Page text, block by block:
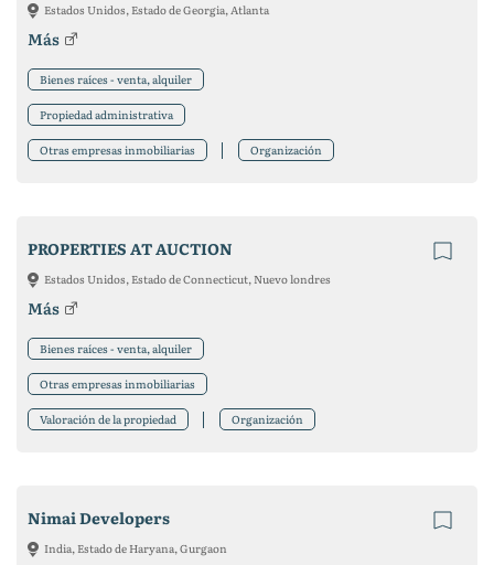
Estados Unidos, Estado de Georgia, Atlanta
Más
Bienes raíces - venta, alquiler
Propiedad administrativa
Otras empresas inmobiliarias Organización
PROPERTIES AT AUCTION
Estados Unidos, Estado de Connecticut, Nuevo londres
Más
Bienes raíces - venta, alquiler
Otras empresas inmobiliarias
Valoración de la propiedad Organización
Nimai Developers
India, Estado de Haryana, Gurgaon